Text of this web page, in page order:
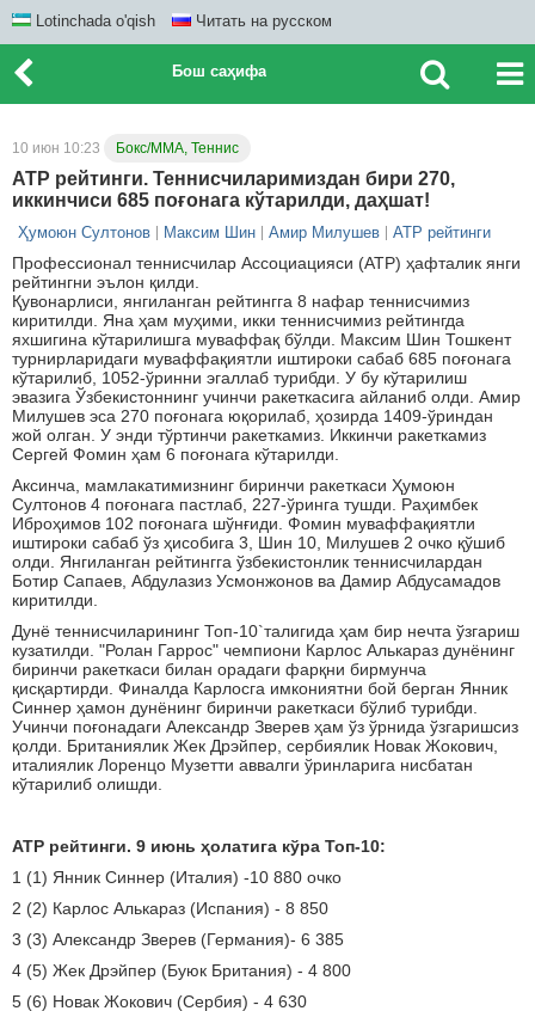
Lotinchada o'qish Читать на русском
Бош саҳифа
10 июн 10:23 Бокс/ММА, Теннис
ATP рейтинги. Теннисчиларимиздан бири 270,
иккинчиси 685 поғонага кўтарилди, даҳшат!
Ҳумоюн Султонов Максим Шин Амир Милушев ATP рейтинги
Профессионал теннисчилар Ассоциацияси (ATP) ҳафталик янги
рейтингни эълон қилди.
Қувонарлиси, янгиланган рейтингга 8 нафар теннисчимиз
киритилди. Яна ҳам муҳими, икки теннисчимиз рейтингда
яхшигина кўтарилишга муваффақ бўлди. Максим Шин Тошкент
турнирларидаги муваффақиятли иштироки сабаб 685 поғонага
кўтарилиб, 1052-ўринни эгаллаб турибди. У бу кўтарилиш
эвазига Ўзбекистоннинг учинчи ракеткасига айланиб олди. Амир
Милушев эса 270 поғонага юқорилаб, ҳозирда 1409-ўриндан
жой олган. У энди тўртинчи ракеткамиз. Иккинчи ракеткамиз
Сергей Фомин ҳам 6 поғонага кўтарилди.
Аксинча, мамлакатимизнинг биринчи ракеткаси Ҳумоюн
Султонов 4 поғонага пастлаб, 227-ўринга тушди. Раҳимбек
Иброҳимов 102 поғонага шўнғиди. Фомин муваффақиятли
иштироки сабаб ўз ҳисобига 3, Шин 10, Милушев 2 очко қўшиб
олди. Янгиланган рейтингга ўзбекистонлик теннисчилардан
Ботир Сапаев, Абдулазиз Усмонжонов ва Дамир Абдусамадов
киритилди.
Дунё теннисчиларининг Топ-10`талигида ҳам бир нечта ўзгариш
кузатилди. "Ролан Гаррос" чемпиони Карлос Алькараз дунёнинг
биринчи ракеткаси билан орадаги фарқни бирмунча
қисқартирди. Финалда Карлосга имкониятни бой берган Янник
Синнер ҳамон дунёнинг биринчи ракеткаси бўлиб турибди.
Учинчи поғонадаги Александр Зверев ҳам ўз ўрнида ўзгаришсиз
қолди. Британиялик Жек Дрэйпер, сербиялик Новак Жокович,
италиялик Лоренцо Музетти аввалги ўринларига нисбатан
кўтарилиб олишди.
ATP рейтинги. 9 июнь ҳолатига кўра Топ-10:
1 (1) Янник Синнер (Италия) -10 880 очко
2 (2) Карлос Алькараз (Испания) - 8 850
3 (3) Александр Зверев (Германия)- 6 385
4 (5) Жек Дрэйпер (Буюк Британия) - 4 800
5 (6) Новак Жокович (Сербия) - 4 630